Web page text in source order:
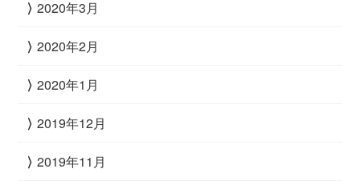
2020年3月
2020年2月
2020年1月
2019年12月
2019年11月